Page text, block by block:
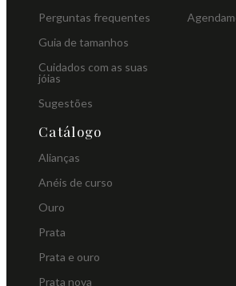
Perguntas frequentes
Guia de tamanhos
Cuidados com as suas
jóias
Sugestões
Catálogo
Alianças
Anéis de curso
Ouro
Prata
Prata e ouro
Prata nova